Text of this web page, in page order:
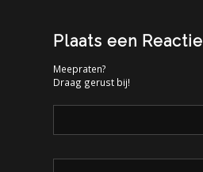
Plaats een Reactie
Meepraten?
Draag gerust bij!